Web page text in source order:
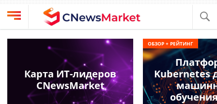
Выбрать
провайдера
Компании
CNews
Конференции
Техника
Карта ИТ-лидеров
CNewsMarket
Kubernetes
ОБЗОР + РЕЙТИНГ